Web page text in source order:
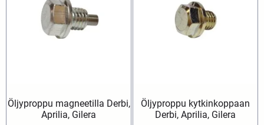
Öljyproppu magneetilla Derbi,
Aprilia, Gilera
Öljyproppu kytkinkoppaan
Derbi, Aprilia, Gilera